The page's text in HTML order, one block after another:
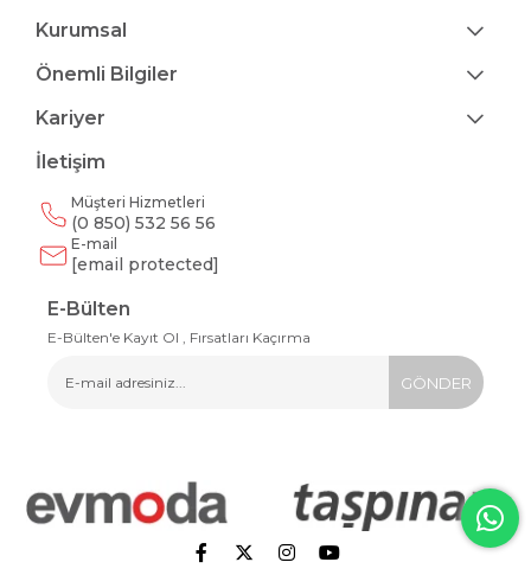
Kurumsal
Önemli Bilgiler
Kariyer
İletişim
Müşteri Hizmetleri
(0 850) 532 56 56
E-mail
[email protected]
E-Bülten
E-Bülten'e Kayıt Ol , Fırsatları Kaçırma
GÖNDER